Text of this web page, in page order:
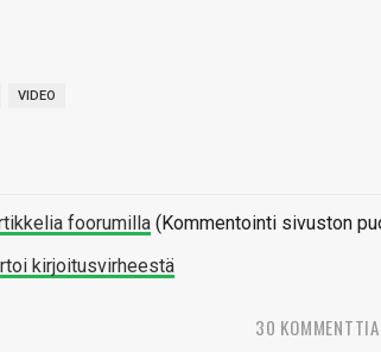
VIDEO
foorumilla (Kommentointi sivuston
kirjoitusvirheestä
30 KOMMENTTIA